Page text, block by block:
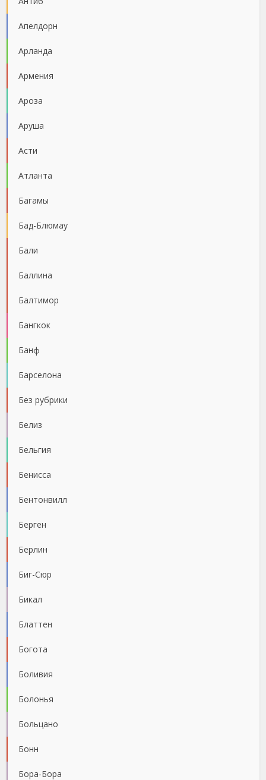
Апелдорн
Арланда
Армения
Ароза
Аруша
Асти
Атланта
Багамы
Бад-Блюмау
Бали
Баллина
Балтимор
Бангкок
Банф
Барселона
Без рубрики
Белиз
Бельгия
Бенисса
Бентонвилл
Берген
Берлин
Биг-Сюр
Бикал
Блаттен
Богота
Боливия
Болонья
Больцано
Бонн
Бора-Бора